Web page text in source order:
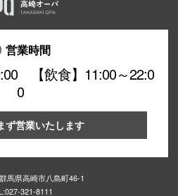
営業時間
【飲食】11:00～22:0
0
ず営業いたします
馬県高崎市八島町46-1
027-321-8111